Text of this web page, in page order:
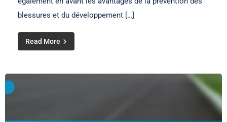
blessures et du développement […]
Read More